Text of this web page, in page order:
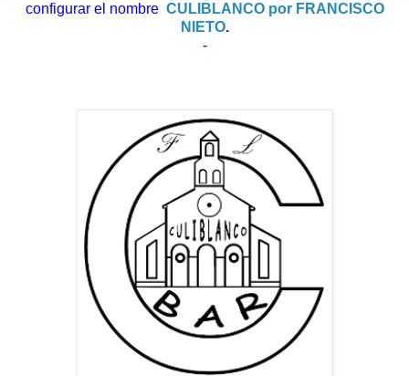
configurar el nombre CULIBLANCO por FRANCISCO
NIETO.
-